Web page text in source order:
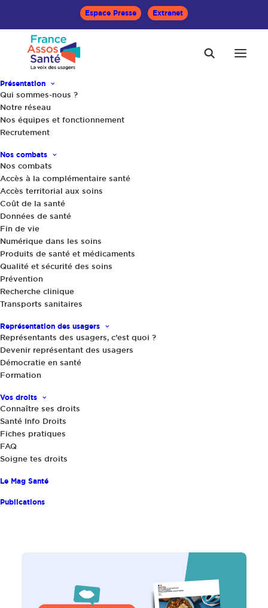
Espace Presse Extranet
Présentation
Qui sommes-nous ?
Notre réseau
Nos équipes et fonctionnement
Recrutement
Nos combats
Nos combats
Accès à la complémentaire santé
Accès territorial aux soins
Coût de la santé
Données de santé
Fin de vie
Numérique dans les soins
Produits de santé et médicaments
Qualité et sécurité des soins
Prévention
Recherche clinique
Transports sanitaires
Représentation des usagers
Représentants des usagers, c’est quoi ?
Devenir représentant des usagers
Démocratie en santé
Formation
Vos droits
Connaître ses droits
Santé Info Droits
Fiches pratiques
FAQ
Soigne tes droits
Le Mag Santé
Publications
Accueil
d’autres mesures du programme », Mathilde Touvier,
présidente du Programme National Nutrition Santé (PNNS) 5
« L’idéal serait d’aller vers l’obligation
pour le Nutri-Score et d’autres
mesures du programme », Mathilde
Touvier, présidente du Programme
National Nutrition Santé (PNNS) 5
Partager